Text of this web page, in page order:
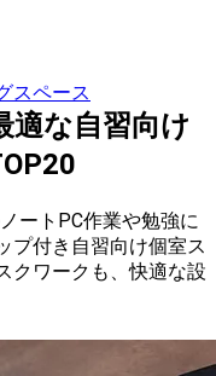
スペース
適な自習向け
ートPC作業や勉強に
プ付き自習向け個室ス
クワークも、快適な設